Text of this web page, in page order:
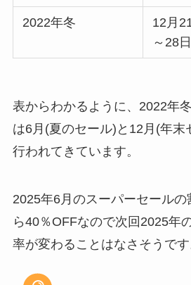
2022年冬
12月
～28日
表からわかるように、2022年
は6月(夏のセール)と12月(年末
行われてきています。
2025年6月のスーパーセール
ら40％OFFなので次回2025年
率が変わることはなさそうです